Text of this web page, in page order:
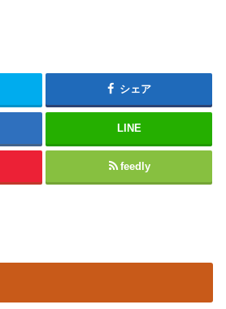
シェア
LINE
feedly